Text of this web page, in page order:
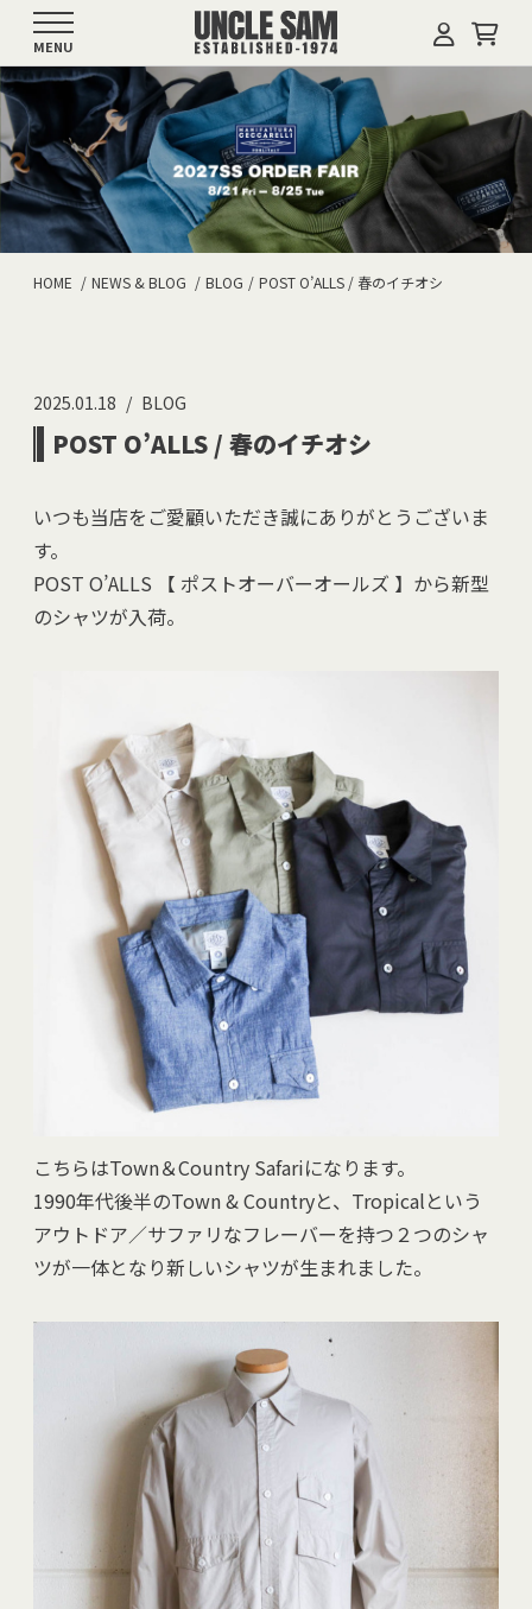
MENU
HOME NEWS & BLOG BLOG POST O’ALLS / 春のイチオシ
2025.01.18 BLOG
POST O’ALLS / 春のイチオシ
いつも当店をご愛顧いただき誠にありがとうございま
す。
POST O’ALLS 【 ポストオーバーオールズ 】から新型
のシャツが入荷。
こちらはTown＆Country Safariになります。
1990年代後半のTown & Countryと、Tropicalという
アウトドア／サファリなフレーバーを持つ２つのシャ
ツが一体となり新しいシャツが生まれました。